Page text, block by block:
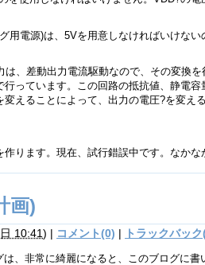
用電源)は、5Vを用意しなければいけな
は、差動出力電流駆動なので、その変換
行っています。この回路の抵抗値、静電容
変えることによって、出力の電圧?を変え
作ります。現在、試行錯誤中です。なかな
画)
10:41) | コメント(0) | トラックバッ
、非常に綺麗になると、このブログに書